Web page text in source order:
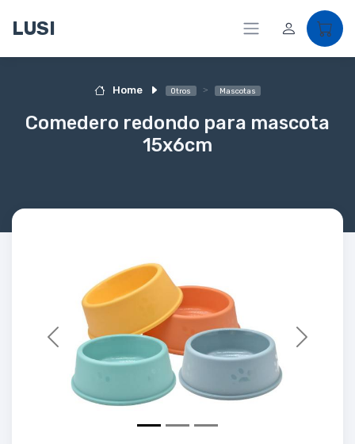
LUSI
Home Otros Mascotas
Comedero redondo para mascota
15x6cm
Previous Next